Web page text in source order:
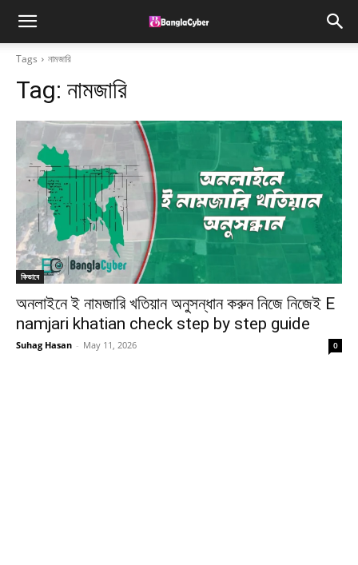
Tags নামজারি
Tag: নামজারি
কিভাবে
অনলাইনে ই নামজারি খতিয়ান অনুসন্ধান করুন নিজে নিজেই E
namjari khatian check step by step guide
Suhag Hasan - May 11, 2026 0